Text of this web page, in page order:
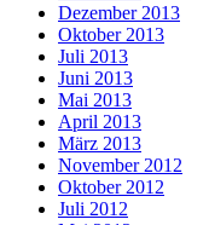
Dezember 2013
Oktober 2013
Juli 2013
Juni 2013
Mai 2013
April 2013
März 2013
November 2012
Oktober 2012
Juli 2012